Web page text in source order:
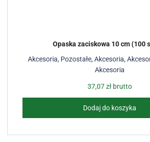
Akcesoria, Pozostałe,Akcesoria,
Akcesoria
Opaska zaciskowa 10 cm (100
37,07złbrutto
Dodaj do koszyka